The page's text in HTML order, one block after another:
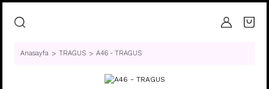
Anasayfa TRAGUS A46 - TRAGUS